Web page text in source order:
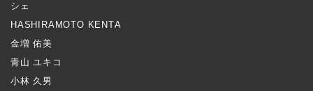
シェ
HASHIRAMOTO KENTA
金増 佑美
青山 ユキコ
小林 久男